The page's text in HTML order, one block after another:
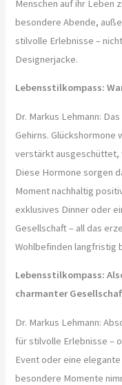
Menschen auf ihr Leben
besondere Abende,
stilvolle Erlebnisse –
Designerjacke.
Lebensstilkompass:
Dr. Markus Lehmann:
Gehirns. Glückshormone
verstärkt ausgeschüttet,
Diese Hormone sorgen
Moment nachhaltig
exklusives Dinner oder
Gesellschaft – all das
Wohlbefinden langfristig
Lebensstilkompass:
charmanter
Dr. Markus Lehmann:
für stilvolle Erlebnisse –
Event oder eine
besondere Momente